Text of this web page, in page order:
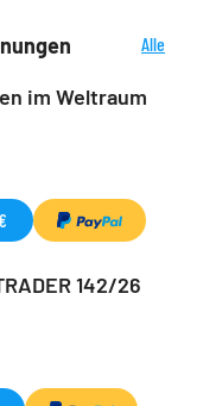
Alle
im Weltraum
142/26